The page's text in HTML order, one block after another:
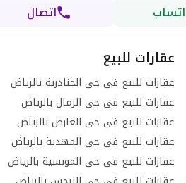
اتصال
عقارات للبيع
عقارات للبيع فى حى الجنادرية بالرياض
عقارات للبيع فى حى الرمال بالرياض
عقارات للبيع فى حى العارض بالرياض
عقارات للبيع فى حى المهدية بالرياض
عقارات للبيع فى حى المونسية بالرياض